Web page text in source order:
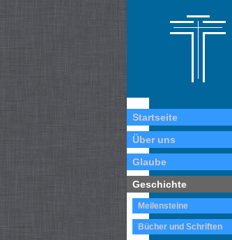
Startseite
Über uns
Glaube
Geschichte
Meilensteine
Bücher und Schriften